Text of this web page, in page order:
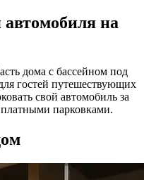
на
дома с бассейном под
гостей путешествующих
свой автомобиль за
платными парковками.